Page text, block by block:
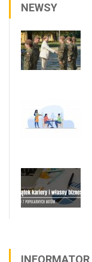
NEWSY
INFORMATOR